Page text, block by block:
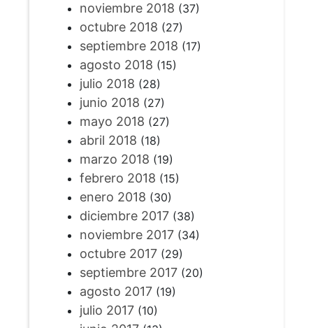
noviembre 2018 (37)
octubre 2018 (27)
septiembre 2018 (17)
agosto 2018 (15)
julio 2018 (28)
junio 2018 (27)
mayo 2018 (27)
abril 2018 (18)
marzo 2018 (19)
febrero 2018 (15)
enero 2018 (30)
diciembre 2017(38)
noviembre 2017(34)
octubre 2017(29)
septiembre 2017(20)
agosto 2017(19)
julio 2017(10)